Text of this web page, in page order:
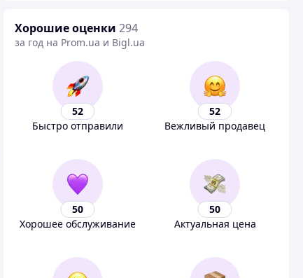
Хорошие оценки 294
за год на Prom.ua и Bigl.ua
52
Быстро отправили
52
Вежливый продавец
50
Хорошее обслуживание
50
Актуальная цена